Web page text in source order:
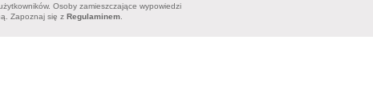
Osoby zamieszczające wypowiedzi
Zapoznaj się z Regulaminem